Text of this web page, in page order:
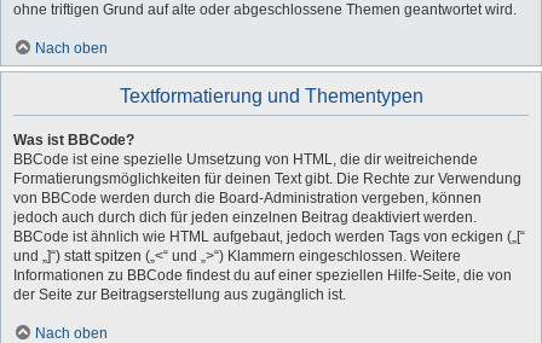
ohne triftigen Grund auf alte oder abgeschlossene Themen geantwortet wird.
Nach oben
Textformatierung und Thementypen
Was ist BBCode?
BBCode ist eine spezielle Umsetzung von HTML, die dir weitreichende
Formatierungsmöglichkeiten für deinen Text gibt. Die Rechte zur Verwendung
von BBCode werden durch die Board-Administration vergeben, können
jedoch auch durch dich für jeden einzelnen Beitrag deaktiviert werden.
BBCode ist ähnlich wie HTML aufgebaut, jedoch werden Tags von eckigen („[“
und „]“) statt spitzen („<“ und „>“) Klammern eingeschlossen. Weitere
Informationen zu BBCode findest du auf einer speziellen Hilfe-Seite, die von
der Seite zur Beitragserstellung aus zugänglich ist.
Nach oben